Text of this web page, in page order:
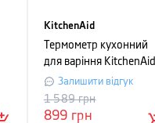
KitchenAid
Термометр кухонний
для варіння KitchenAid
Measuring
Залишити відгук
899 грн
1 589грн